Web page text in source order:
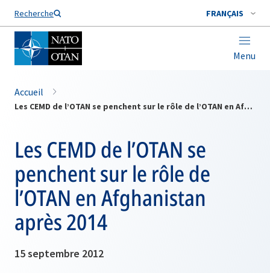
Recherche FRANÇAIS
Menu
Nom de famille*
Accueil
Les CEMD de l’OTAN se penchent sur le rôle de l’OTAN en Afghanistan après 2014
Les CEMD de l’OTAN se
penchent sur le rôle de
l’OTAN en Afghanistan
après 2014
15 septembre 2012